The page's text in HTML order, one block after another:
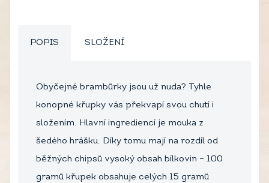
POPIS SLOŽENÍ
Obyčejné brambůrky jsou už nuda? Tyhle
konopné křupky vás překvapí svou chutí i
složením. Hlavní ingrediencí je mouka z
šedého hrášku. Díky tomu mají na rozdíl od
běžných chipsů vysoký obsah bílkovin – 100
gramů křupek obsahuje celých 15 gramů